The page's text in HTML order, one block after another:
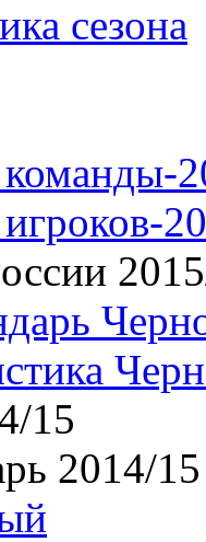
сезона
15
2014/15